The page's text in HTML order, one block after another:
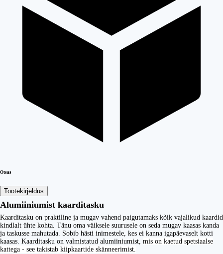
Otsas
Tootekirjeldus
Alumiiniumist kaarditasku
Kaarditasku on praktiline ja mugav vahend paigutamaks kõik vajalikud kaardid
kindlalt ühte kohta. Tänu oma väiksele suurusele on seda mugav kaasas kanda
ja taskusse mahutada. Sobib hästi inimestele, kes ei kanna igapäevaselt kotti
kaasas. Kaarditasku on valmistatud alumiiniumist, mis on kaetud spetsiaalse
kattega - see takistab kiipkaartide skänneerimist.